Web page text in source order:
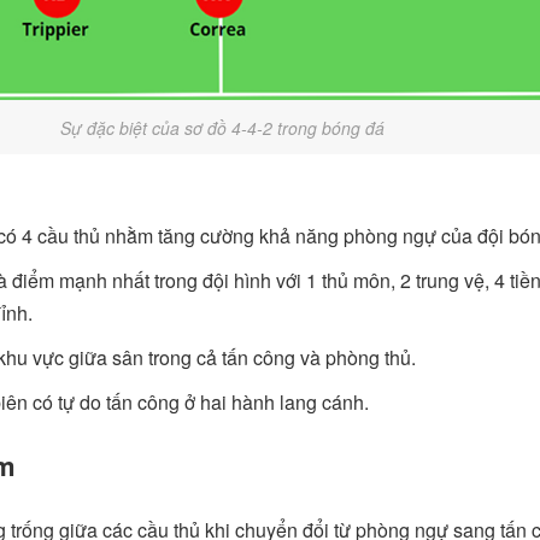
Sự đặc biệt của sơ đồ 4-4-2 trong bóng đá
4 cầu thủ nhằm tăng cường khả năng phòng ngự của đội
điểm mạnh nhất trong đội hình với 1 thủ môn, 2 trung vệ, 4
vực giữa sân trong cả tấn công và phòng thủ.
có tự do tấn công ở hai hành lang cánh.
trống giữa các cầu thủ khi chuyển đổi từ phòng ngự sang tấn